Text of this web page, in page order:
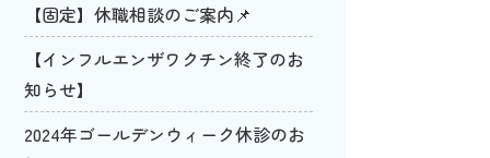
【固定】休職相談のご案内📌
【インフルエンザワクチン終了のお
知らせ】
2024年ゴールデンウィーク休診のお